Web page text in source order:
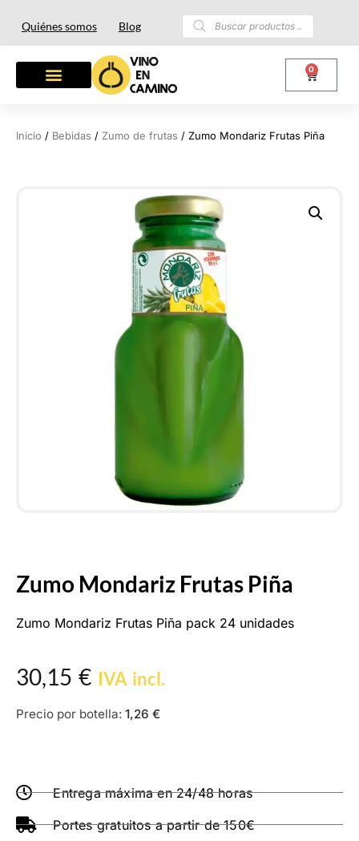
Quiénes somos Blog
0
Inicio / Bebidas / Zumo de frutas / Zumo Mondariz Frutas Piña
Zumo Mondariz Frutas Piña
Zumo Mondariz Frutas Piña pack 24 unidades
30,15 € IVA incl.
Precio por botella: 1,26 €
Entrega máxima en 24/48 horas
Portes gratuitos a partir de 150€